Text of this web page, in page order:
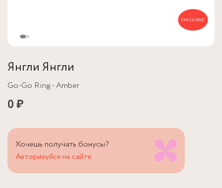
Янгли Янгли
Go-Go Ring - Amber
0 ₽
Хочешь получать бонусы?
Авторизуйся на сайте